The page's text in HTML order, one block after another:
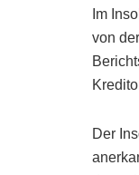
Im
von
Der